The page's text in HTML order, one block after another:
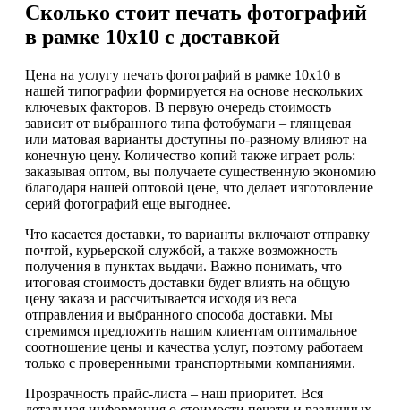
Сколько стоит печать фотографий
в рамке 10х10 с доставкой
Цена на услугу печать фотографий в рамке 10х10 в
нашей типографии формируется на основе нескольких
ключевых факторов. В первую очередь стоимость
зависит от выбранного типа фотобумаги – глянцевая
или матовая варианты доступны по-разному влияют на
конечную цену. Количество копий также играет роль:
заказывая оптом, вы получаете существенную экономию
благодаря нашей оптовой цене, что делает изготовление
серий фотографий еще выгоднее.
Что касается доставки, то варианты включают отправку
почтой, курьерской службой, а также возможность
получения в пунктах выдачи. Важно понимать, что
итоговая стоимость доставки будет влиять на общую
цену заказа и рассчитывается исходя из веса
отправления и выбранного способа доставки. Мы
стремимся предложить нашим клиентам оптимальное
соотношение цены и качества услуг, поэтому работаем
только с проверенными транспортными компаниями.
Прозрачность прайс-листа – наш приоритет. Вся